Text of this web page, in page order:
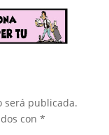
será publicada.
con *